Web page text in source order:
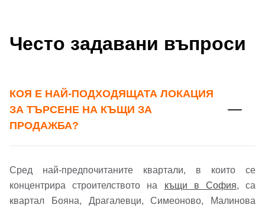
Добре дошъл!
Вход Регистрация
Често задавани въпроси
КОЯ Е НАЙ-ПОДХОДЯЩАТА ЛОКАЦИЯ
ЗА ТЪРСЕНЕ НА КЪЩИ ЗА
ПРОДАЖБА?
Сред най-предпочитаните квартали, в които се
концентрира строителството на къщи в София, са
квартал Бояна, Драгалевци, Симеоново, Малинова